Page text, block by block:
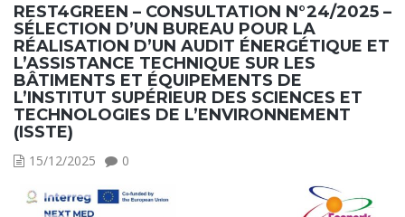
REST4GREEN – CONSULTATION N°24/2025 –
SÉLECTION D’UN BUREAU POUR LA
RÉALISATION D’UN AUDIT ÉNERGÉTIQUE ET
L’ASSISTANCE TECHNIQUE SUR LES
BÂTIMENTS ET ÉQUIPEMENTS DE
L’INSTITUT SUPÉRIEUR DES SCIENCES ET
TECHNOLOGIES DE L’ENVIRONNEMENT
(ISSTE)
15/12/2025 0